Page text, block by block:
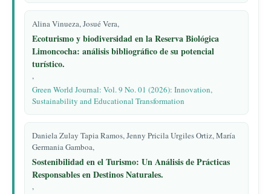
Alina Vinueza, Josué Vera,
Ecoturismo y biodiversidad en la Reserva Biológica
Limoncocha: análisis bibliográfico de su potencial
turístico.
,
Green World Journal: Vol. 9 No. 01 (2026): Innovation,
Sustainability and Educational Transformation
Daniela Zulay Tapia Ramos, Jenny Pricila Urgiles Ortiz, María
Germania Gamboa,
Sostenibilidad en el Turismo: Un Análisis de Prácticas
Responsables en Destinos Naturales.
,